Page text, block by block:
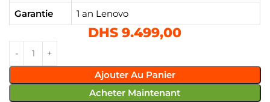
Garantie
1 an Lenovo
DHS 9.499,00
Ajouter Au Panier
Acheter Maintenant